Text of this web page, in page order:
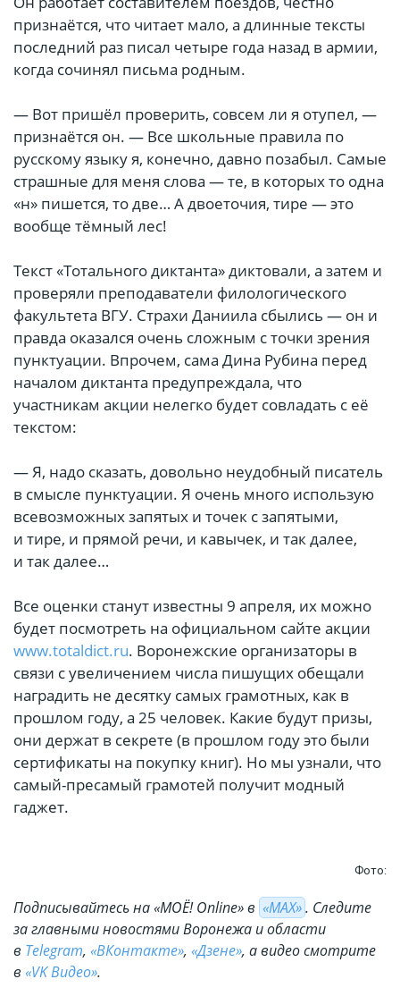
признаётся, что читает мало, а длинные тексты
последний раз писал четыре года назад в армии,
когда сочинял письма родным.
— Вот пришёл проверить, совсем ли я отупел, —
признаётся он. — Все школьные правила по
русскому языку я, конечно, давно позабыл. Самые
страшные для меня слова — те, в которых то одна
«н» пишется, то две… А двоеточия, тире — это
вообще тёмный лес!
Текст «Тотального диктанта» диктовали, а затем и
проверяли преподаватели филологического
факультета ВГУ. Страхи Даниила сбылись — он и
правда оказался очень сложным с точки зрения
пунктуации. Впрочем, сама Дина Рубина перед
началом диктанта предупреждала, что
участникам акции нелегко будет совладать с её
текстом:
— Я, надо сказать, довольно неудобный писатель
в смысле пунктуации. Я очень много использую
всевозможных запятых и точек с запятыми,
и тире, и прямой речи, и кавычек, и так далее,
и так далее…
Все оценки станут известны 9 апреля, их можно
будет посмотреть на официальном сайте акции
www.totaldict.ru. Воронежские организаторы в
связи с увеличением числа пишущих обещали
наградить не десятку самых грамотных, как в
прошлом году, а 25 человек. Какие будут призы,
они держат в секрете (в прошлом году это были
сертификаты на покупку книг). Но мы узнали, что
самый-пресамый грамотей получит модный
гаджет.
Фото:
Подписывайтесь на «МОЁ! Online» в «МАХ». Cледите
за главными новостями Воронежа и области
в Telegram, «ВКонтакте», «Дзене», а видео смотрите
в «VK Видео».